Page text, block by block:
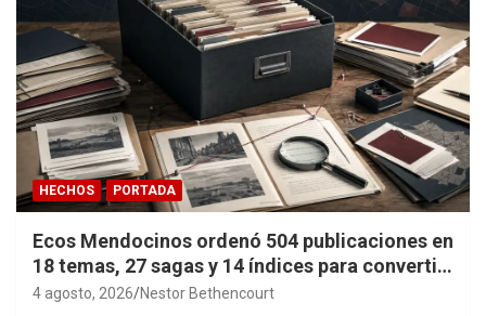
HECHOS PORTADA
Ecos Mendocinos ordenó 504 publicaciones en
18 temas, 27 sagas y 14 índices para convertir
años de investigación en memoria pública
4 agosto, 2026 Nestor Bethencourt